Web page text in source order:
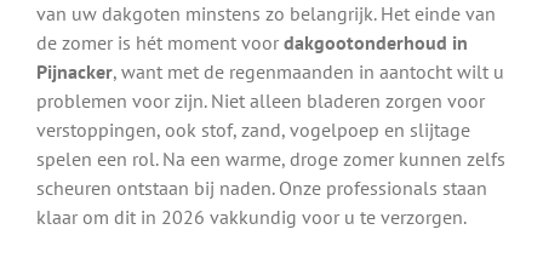
van uw dakgoten minstens zo belangrijk. Het einde van
de zomer is hét moment voor dakgootonderhoud in
Pijnacker, want met de regenmaanden in aantocht wilt u
problemen voor zijn. Niet alleen bladeren zorgen voor
verstoppingen, ook stof, zand, vogelpoep en slijtage
spelen een rol. Na een warme, droge zomer kunnen zelfs
scheuren ontstaan bij naden. Onze professionals staan
klaar om dit in 2026 vakkundig voor u te verzorgen.